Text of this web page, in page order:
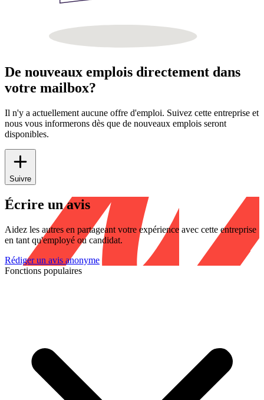
De nouveaux emplois directement dans
votre mailbox?
Il n'y a actuellement aucune offre d'emploi. Suivez cette entreprise et
nous vous informerons dès que de nouveaux emplois seront
disponibles.
Suivre
Écrire un avis
Aidez les autres en partageant votre expérience avec cette entreprise
en tant qu'employé ou candidat.
Rédiger un avis anonyme
Fonctions populaires